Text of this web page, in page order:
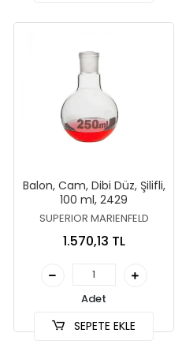
Balon, Cam, Dibi Düz, Şilifli,
100 ml, 2429
SUPERIOR MARIENFELD
1.570,13 TL
Adet
SEPETE EKLE